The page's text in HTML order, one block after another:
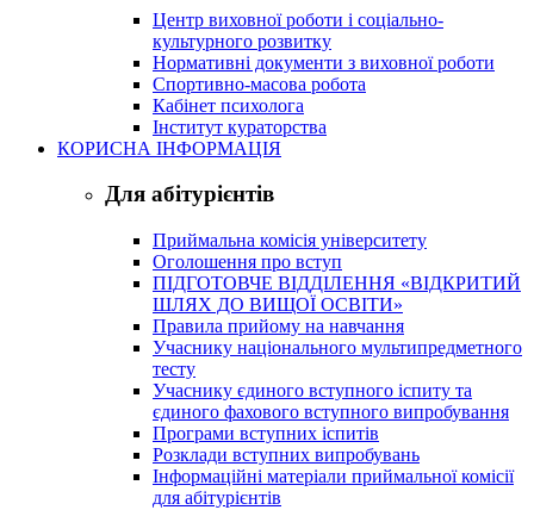
Центр виховної роботи і соціально-
культурного розвитку
Нормативні документи з виховної роботи
Спортивно-масова робота
Кабінет психолога
Інститут кураторства
КОРИСНА ІНФОРМАЦІЯ
Для абітурієнтів
Приймальна комісія університету
Оголошення про вступ
ПІДГОТОВЧЕ ВІДДІЛЕННЯ «ВІДКРИТИЙ
ШЛЯХ ДО ВИЩОЇ ОСВІТИ»
Правила прийому на навчання
Учаснику національного мультипредметного
тесту
Учаснику єдиного вступного іспиту та
єдиного фахового вступного випробування
Програми вступних іспитів
Розклади вступних випробувань
Інформаційні матеріали приймальної комісії
для абітурієнтів